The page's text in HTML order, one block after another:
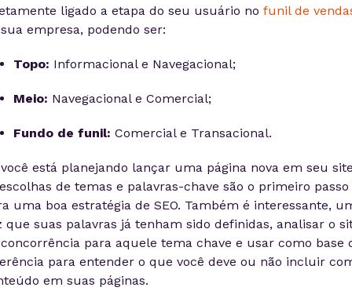
ligado a etapa do seu usuário no funil de
empresa, podendo ser:
Topo: Informacional e Navegacional;
Meio: Navegacional e Comercial;
Fundo de funil: Comercial e Transacional.
está planejando lançar uma página nova em seu
de temas e palavras-chave são o primeiro passo
uma boa estratégia de SEO. Também é interessante,
que suas palavras já tenham sido definidas, analisar o
para aquele tema chave e usar como base
para entender o que você deve ou não incluir
em suas páginas.